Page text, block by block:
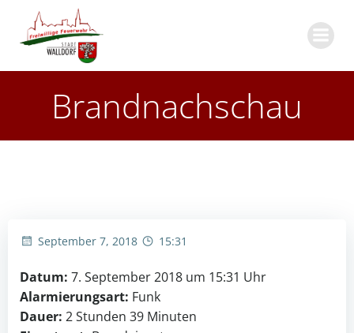
Brandnachschau
September 7, 2018 15:31
Datum: 7. September 2018 um 15:31 Uhr
Alarmierungsart: Funk
Dauer: 2 Stunden 39 Minuten